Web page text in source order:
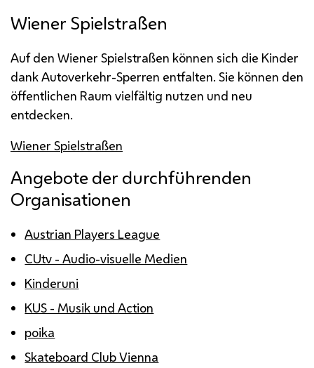
Wiener Spielstraßen
Auf den Wiener Spielstraßen können sich die Kinder
dank Autoverkehr-Sperren entfalten. Sie können den
öffentlichen Raum vielfältig nutzen und neu
entdecken.
Wiener Spielstraßen
Angebote der durchführenden
Organisationen
Austrian Players League
CUtv - Audio-visuelle Medien
Kinderuni
KUS - Musik undAction
poika
Skateboard Club Vienna